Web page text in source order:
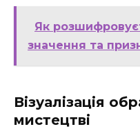
Як
значення та
Візуалізація
мистецтві